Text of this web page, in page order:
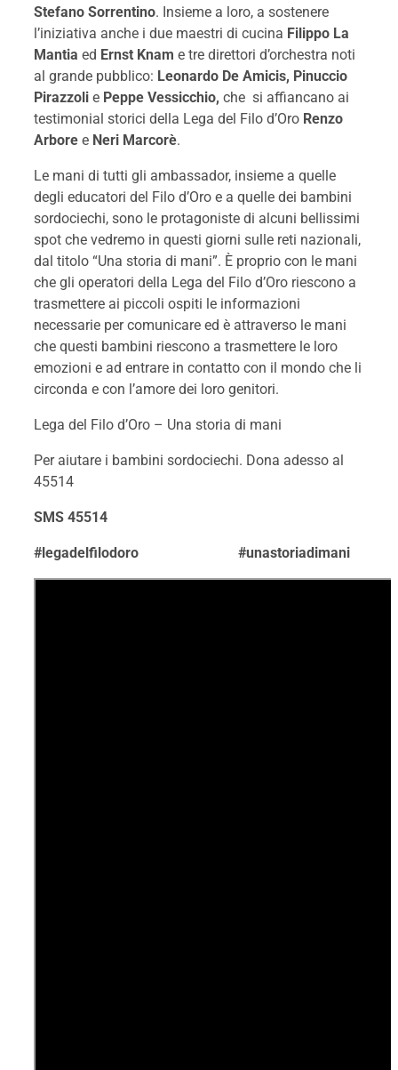
Stefano Sorrentino. Insieme a loro, a sostenere
l’iniziativa anche i due maestri di cucina Filippo La
Mantia ed Ernst Knam e tre direttori d’orchestra noti
al grande pubblico: Leonardo De Amicis, Pinuccio
Pirazzoli e Peppe Vessicchio, che si affiancano ai
testimonial storici della Lega del Filo d’Oro Renzo
Arbore e Neri Marcorè.
Le mani di tutti gli ambassador, insieme a quelle
degli educatori del Filo d’Oro e a quelle dei bambini
sordociechi, sono le protagoniste di alcuni bellissimi
spot che vedremo in questi giorni sulle reti nazionali,
dal titolo “Una storia di mani”. È proprio con le mani
che gli operatori della Lega del Filo d’Oro riescono a
trasmettere ai piccoli ospiti le informazioni
necessarie per comunicare ed è attraverso le mani
che questi bambini riescono a trasmettere le loro
emozioni e ad entrare in contatto con il mondo che li
circonda e con l’amore dei loro genitori.
Lega del Filo d’Oro – Una storia di mani
Per aiutare i bambini sordociechi. Dona adesso al
45514
SMS 45514
#legadelfilodoro #unastoriadimani